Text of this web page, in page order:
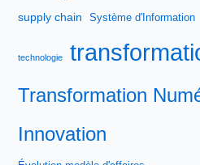
supply chain
Système d'Information
technologie
Transformation
Innovation